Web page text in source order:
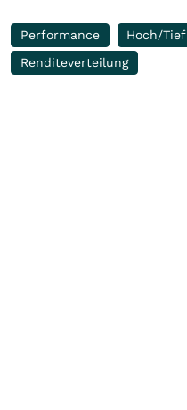
Performance Hoch/Tief
Renditeverteilung